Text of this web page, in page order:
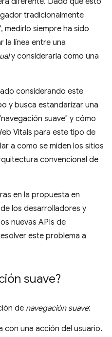
tradicionalmente
medirlo siempre ha sido
la línea entre una
y considerarla como una
considerando este
y busca estandarizar una
suave" y cómo
Vitals para este tipo de
a como se miden los sitios
convencional de
en la propuesta en
los desarrolladores y
nuevas APIs de
este problema a
suave?
de navegación suave:
con una acción del usuario.